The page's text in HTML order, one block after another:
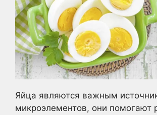
Яйца являются важным
микроэлементов, они помогают